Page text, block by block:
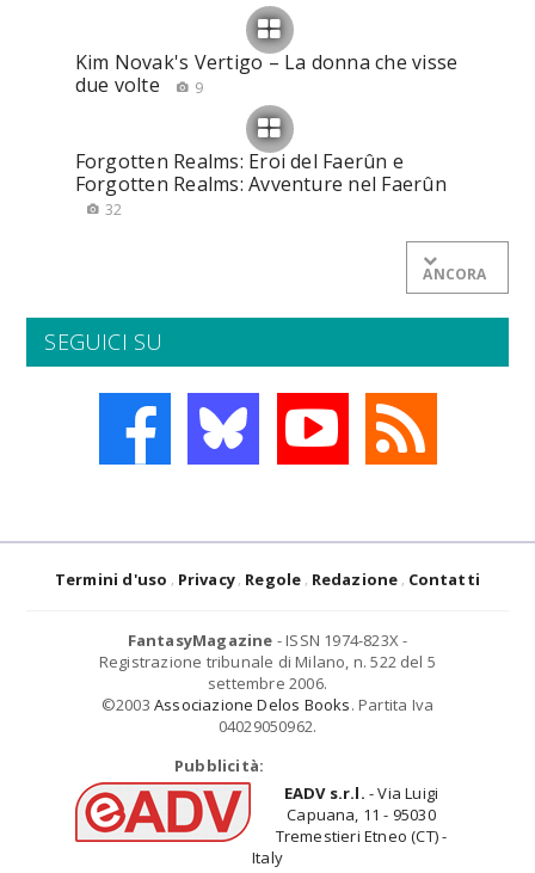
Kim Novak's Vertigo – La donna che visse
due volte
9
Forgotten Realms: Eroi del Faerûn e
Forgotten Realms: Avventure nel Faerûn
32
ANCORA
SEGUICI SU
Termini d'uso Privacy Regole Redazione Contatti
FantasyMagazine - ISSN 1974-823X -
Registrazione tribunale di Milano, n. 522 del 5
settembre 2006.
©2003 Associazione Delos Books. Partita Iva
04029050962.
Pubblicità:
EADV s.r.l. - Via Luigi
Capuana, 11 - 95030
Tremestieri Etneo (CT) -
Italy